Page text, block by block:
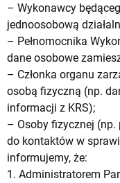
– Wykonawcy
jednoosobową
– Pełnomocnika
dane osobowe
– Członka organu
osobą fizyczną (np.
informacji z KRS);
– Osoby fizycznej
do kontaktów w
informujemy, że:
1. Administratorem